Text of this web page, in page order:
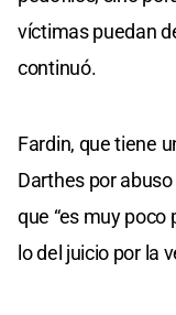
víctimas puedan
continuó.
Fardin, que tiene
Darthes por
que “es muy poco
lo del juicio por la